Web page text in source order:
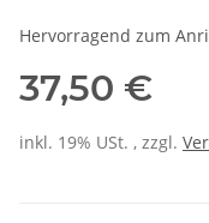
Hervorragend zum
37,50 €
inkl. 19% USt. , zzgl.